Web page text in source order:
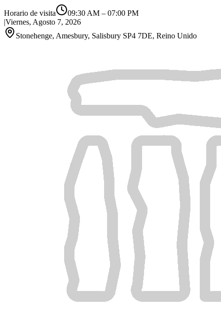
Horario de visita 09:30 AM – 07:00 PM
|Viernes, Agosto 7, 2026
Stonehenge, Amesbury, Salisbury SP4 7DE, Reino Unido